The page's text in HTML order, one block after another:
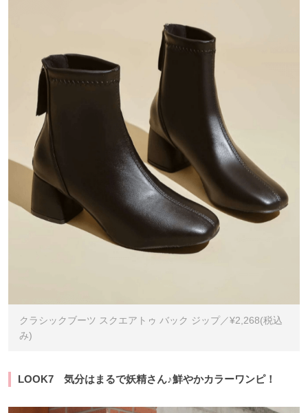
クラシックブーツ スクエアトゥ バック ジップ／¥2,268(税込
み)
LOOK7 気分はまるで妖精さん♪鮮やかカラーワンピ！